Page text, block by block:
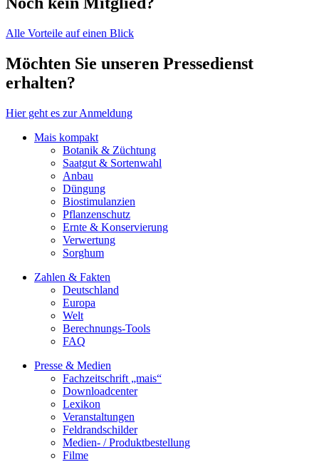
Alle Vorteile auf einen Blick
Möchten Sie unseren Pressedienst
erhalten?
Hier geht es zur Anmeldung
Mais kompakt
Botanik & Züchtung
Saatgut & Sortenwahl
Anbau
Düngung
Biostimulanzien
Pflanzenschutz
Ernte & Konservierung
Verwertung
Sorghum
Zahlen & Fakten
Deutschland
Europa
Welt
Berechnungs-Tools
FAQ
Presse & Medien
Fachzeitschrift „mais“
Downloadcenter
Lexikon
Veranstaltungen
Feldrandschilder
Medien- / Produktbestellung
Filme